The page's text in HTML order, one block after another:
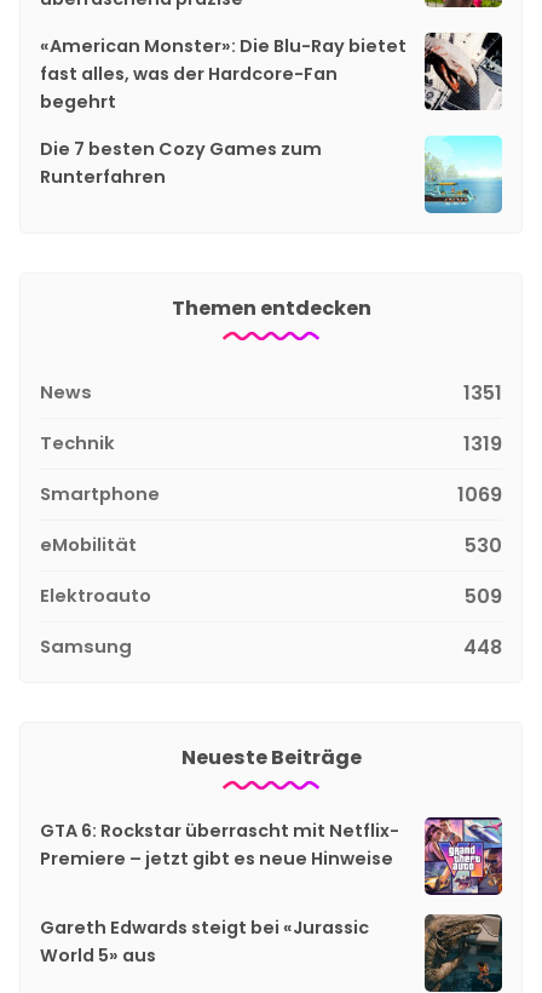
«American Monster»: Die Blu-Ray bietet
fast alles, was der Hardcore-Fan
begehrt
Die 7 besten Cozy Games zum
Runterfahren
Themen entdecken
News 1351
Technik 1319
Smartphone 1069
eMobilität 530
Elektroauto 509
Samsung 448
Neueste Beiträge
GTA 6: Rockstar überrascht mit Netflix-
Premiere – jetzt gibt es neue Hinweise
Gareth Edwards steigt bei «Jurassic
World 5» aus